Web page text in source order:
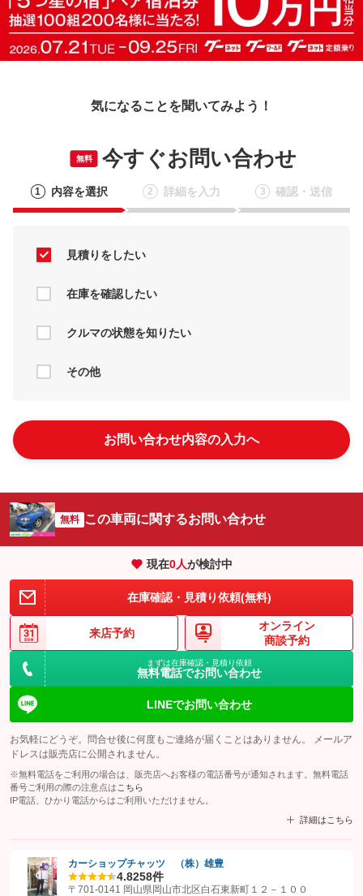
気になることを聞いてみよう！
無料 今すぐお問い合わせ
1 内容を選択 2 詳細を入力 3 確認・送信
見積りをしたい
在庫を確認したい
クルマの状態を知りたい
その他
お問い合わせ内容の入力へ
無料 この車両に関するお問い合わせ
現在0人が検討中
在庫確認・見積り依頼(無料)
来店予約
オンライン
商談予約
まずは在庫確認・見積り依頼
無料電話でお問い合わせ
LINEでお問い合わせ
お気軽にどうぞ。問合せ後に何度もご連絡が届くことはありません。 メールア
ドレスは販売店に公開されません。
※無料電話をご利用の場合は、販売店へお客様の電話番号が通知されます。無料電話
番号ご利用の際の注意点は こちら
IP電話、ひかり電話からはご利用いただけません。
詳細はこちら
【STEP1】
認証画面でグーネットを友だち追加してから「許可する」ボタンを押
カーショップチャッツ （株）雄豊
4.8258件
〒701-0141 岡山県岡山市北区白石東新町１２－１００